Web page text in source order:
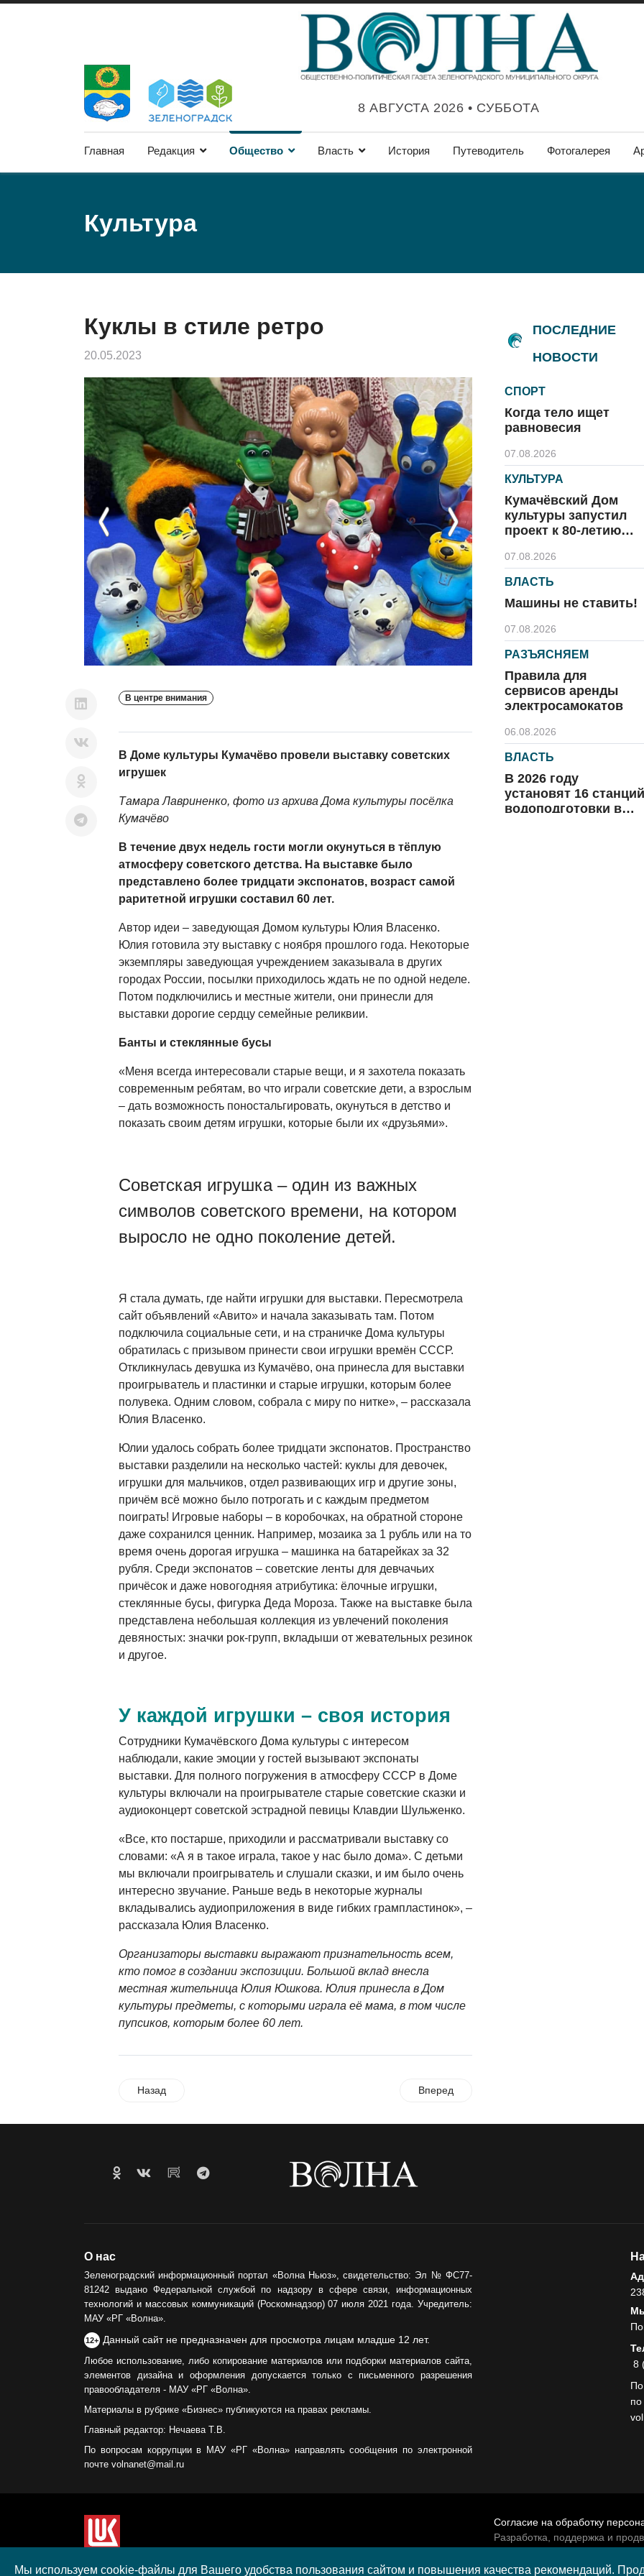
8 АВГУСТА 2026 • СУББОТА
Главная Редакция Общество Власть История Путеводитель Фотогалерея
Культура
Куклы в стиле ретро
20.05.2023
Previous Next
В центре внимания
В Доме культуры Кумачёво провели выставку советских
игрушек
Тамара Лавриненко, фото из архива Дома культуры посёлка
Кумачёво
В течение двух недель гости могли окунуться в тёплую
атмосферу советского детства. На выставке было
представлено более тридцати экспонатов, возраст самой
раритетной игрушки составил 60 лет.
Автор идеи –заведующая Домом культуры Юлия Власенко.
Юлия готовила эту выставку с ноября прошлого года. Некоторые
экземпляры заведующая учреждением заказывала в других
городах России, посылки приходилось ждать не по одной неделе.
Потом подключились и местные жители, они принесли для
выставки дорогие сердцу семейные реликвии.
Банты и стеклянные бусы
«Меня всегда интересовали старые вещи, и я захотела показать
современным ребятам, во что играли советские дети, а взрослым
– дать возможность поностальгировать, окунуться в детство и
показать своим детям игрушки, которые были их «друзьями».
Советская игрушка – один из важных
символов советского времени, на котором
выросло не одно поколение детей.
Я стала думать, где найти игрушки для выставки. Пересмотрела
сайт объявлений «Авито» и начала заказывать там. Потом
подключила социальные сети, и на страничке Дома культуры
обратилась с призывом принести свои игрушки времён СССР.
Откликнулась девушка из Кумачёво, она принесла для выставки
проигрыватель и пластинки и старые игрушки, которым более
полувека. Одним словом, собрала с миру по нитке», –рассказала
Юлия Власенко.
Юлии удалось собрать более тридцати экспонатов. Пространство
выставки разделили на несколько частей: куклы для девочек,
игрушки для мальчиков, отдел развивающих игр и другие зоны,
причём всё можно было потрогать и с каждым предметом
поиграть! Игровые наборы –в коробочках, на обратной стороне
даже сохранился ценник. Например, мозаика за 1 рубль или на то
время очень дорогая игрушка –машинка на батарейках за 32
рубля. Среди экспонатов – советские ленты для девчачьих
причёсок и даже новогодняя атрибутика: ёлочные игрушки,
стеклянные бусы, фигурка Деда Мороза. Также на выставке была
представлена небольшая коллекция из увлечений поколения
девяностых: значки рок-групп, вкладыши от жевательных резинок
и другое.
У каждой игрушки – своя история
Сотрудники Кумачёвского Дома культуры с интересом
наблюдали, какие эмоции у гостей вызывают экспонаты
выставки. Для полного погружения в атмосферу СССР в Доме
культуры включали на проигрывателе старые советские сказки и
аудиоконцерт советской эстрадной певицы Клавдии Шульженко.
«Все, кто постарше, приходили и рассматривали выставку со
словами: «А я в такое играла, такое у нас было дома». С детьми
мы включали проигрыватель и слушали сказки, и им было очень
интересно звучание. Раньше ведь в некоторые журналы
вкладывались аудиоприложения в виде гибких грампластинок», –
рассказала Юлия Власенко.
Организаторы выставки выражают признательность всем,
кто помог в создании экспозиции. Большой вклад внесла
местная жительница Юлия Юшкова. Юлия принесла в Дом
культуры предметы, с которыми играла её мама, в том числе
пупсиков, которым более 60 лет.
Назад Вперед
ПОСЛЕДНИЕ
НОВОСТИ
СПОРТ
Когда тело ищет
равновесия
07.08.2026
КУЛЬТУРА
Кумачёвский Дом
культуры запустил
проект к 80-летию
07.08.2026
ВЛАСТЬ
Машины не ставить!
07.08.2026
РАЗЪЯСНЯЕМ
Правила для
сервисов аренды
электросамокатов
06.08.2026
ВЛАСТЬ
В 2026 году
установят 16 станций
водоподготовки в
О нас
Зеленоградский информационный портал «Волна Ньюз», свидетельство: Эл № ФС77-
81242 выдано Федеральной службой по надзору в сфере связи, информационных
технологий и массовых коммуникаций (Роскомнадзор) 07 июля 2021 года. Учредитель:
МАУ «РГ «Волна».
12+ Данный сайт не предназначен для просмотра лицам младше 12 лет.
Любое использование, либо копирование материалов или подборки материалов сайта,
элементов дизайна и оформления допускается только с письменного разрешения
правообладателя - МАУ «РГ «Волна».
Материалы в рубрике «Бизнес» публикуются на правах рекламы.
Главный редактор: Нечаева Т.В.
По вопросам коррупции в МАУ «РГ «Волна» направлять сообщения по электронной
почте volnanet@mail.ru
8
Сайт создан при поддержке ООО "ЛУКОЙЛ-КМН" на средства гранта,
Согласие на обработку
Разработка, поддержка и
Мы используем cookie-файлы для Вашего удобства пользования сайтом и повышения качества рекомендаций.